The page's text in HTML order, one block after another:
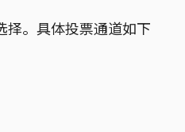
择。具体投票通道如下